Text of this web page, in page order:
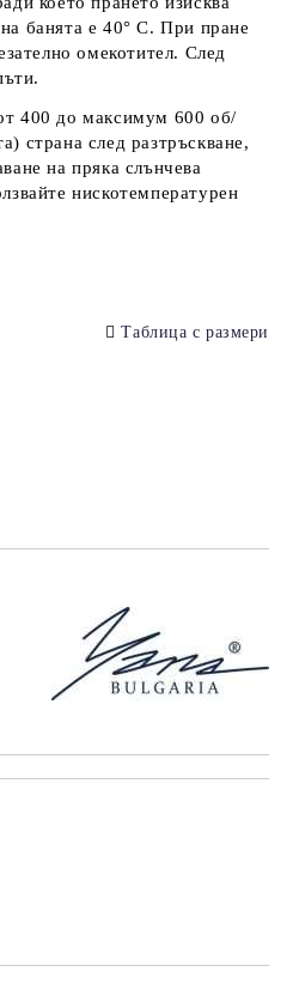
банята е 40° С. При пране
омекотител. След
400 до максимум 600 об/
страна след разтръскване,
на пряка слънчева
нискотемпературен
Таблица с размери